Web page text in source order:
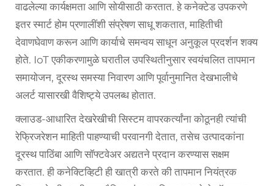
वाढलेल्या कार्यक्षमता आणि सोयीसाठी करतात. हे कनेक्टेड उपकरणे
इतर स्मार्ट होम प्रणालींशी संप्रेषण साधू शकतात, माहितीची
देवाणघेवाण करून आणि कार्याचे समन्वय साधून अनुकूल प्रदर्शन शक्य
होते. IoT एकीकरणामुळे घरातील उपस्थितीनुसार स्वयंचलित तापमान
समायोजन, दूरस्थ समस्या निवारण आणि पूर्वानुमानित देखभालीचे
अलर्ट यासारखी वैशिष्ट्ये उपलब्ध होतात.
क्लाउड-आधारित देखरेखीची सिस्टम वापरकर्त्यांना कोठूनही त्यांची
रेफ्रिजरेशन माहिती पाहण्याची परवानगी देतात, तसेच उत्पादकांना
दूरस्थ पाठिंबा आणि सॉफ्टवेअर अद्यतने प्रदान करण्यास सक्षम
करतात. ही कनेक्टिव्हिटी ही खात्री करते की तापमान नियंत्रक